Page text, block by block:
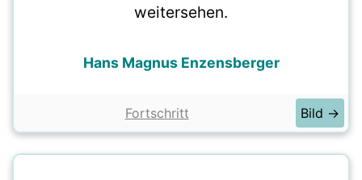
weitersehen.
Hans Magnus Enzensberger
Fortschritt Bild →